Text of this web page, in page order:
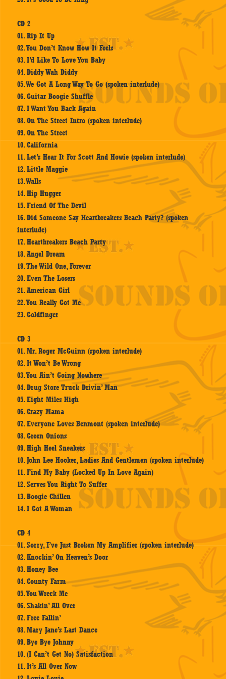
CD 2
01. Rip It Up
02. You Don’t Know How It Feels
03. I’d Like To Love You Baby
04. Diddy Wah Diddy
05. We Got A Long Way To Go (spoken interlude)
06. Guitar Boogie Shuffle
07. I Want You Back Again
08. On The Street Intro (spoken interlude)
09. On The Street
10. California
11. Let’s Hear It For Scott And Howie (spoken interlude)
12. Little Maggie
13. Walls
14. Hip Hugger
15. Friend Of The Devil
16. Did Someone Say Heartbreakers Beach Party? (spoken
interlude)
17. Heartbreakers Beach Party
18. Angel Dream
19. The Wild One, Forever
20. Even The Losers
21. American Girl
22. You Really Got Me
23. Goldfinger
CD 3
01. Mr. Roger McGuinn (spoken interlude)
02. It Won’t Be Wrong
03. You Ain’t Going Nowhere
04. Drug Store Truck Drivin’ Man
05. Eight Miles High
06. Crazy Mama
07. Everyone Loves Benmont (spoken interlude)
08. Green Onions
09. High Heel Sneakers
10. John Lee Hooker, Ladies And Gentlemen (spoken interlude)
11. Find My Baby (Locked Up In Love Again)
12. Serves You Right To Suffer
13. Boogie Chillen
14. I Got A Woman
CD 4
01. Sorry, I’ve Just Broken My Amplifier (spoken interlude)
02. Knockin’ On Heaven’s Door
03. Honey Bee
04. County Farm
05. You Wreck Me
06. Shakin’ All Over
07. Free Fallin’
08. Mary Jane’s Last Dance
09. Bye Bye Johnny
10. (I Can’t Get No) Satisfaction
11. It’s All Over Now